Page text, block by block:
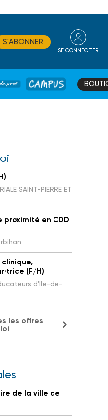
S'ABONNER
SE CONNECTER
CAMPUS
SAINT-PIERRE ET
proximité en CDD
clinique,
(F/H)
d'Ile-de-
les offres
de la ville de